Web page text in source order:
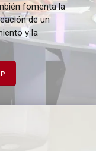
fomenta la
de un
y la